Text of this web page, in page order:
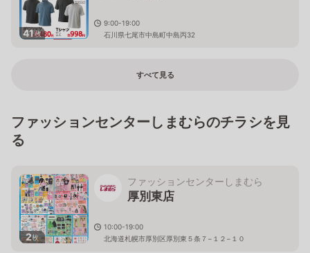
41枚
9:00-19:00
石川県七尾市中島町中島丙32
すべて見る
ファッションセンターしまむらのチラシを見
る
2枚
ファッションセンターしまむら
厚別東店
10:00-19:00
北海道札幌市厚別区厚別東５条７−１２−１０